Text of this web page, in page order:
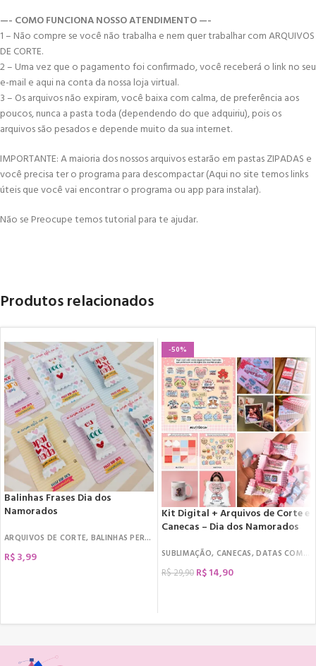
—- COMO FUNCIONA NOSSO ATENDIMENTO —-
1 – Não compre se você não trabalha e nem quer trabalhar com ARQUIVOS
DE CORTE.
2 – Uma vez que o pagamento foi confirmado, você receberá o link no seu
e-mail e aqui na conta da nossa loja virtual.
3 – Os arquivos não expiram, você baixa com calma, de preferência aos
poucos, nunca a pasta toda (dependendo do que adquiriu), pois os
arquivos são pesados e depende muito da sua internet.
IMPORTANTE: A maioria dos nossos arquivos estarão em pastas ZIPADAS e
você precisa ter o programa para descompactar (Aqui no site temos links
úteis que você vai encontrar o programa ou app para instalar).
Não se Preocupe temos tutorial para te ajudar.
Produtos relacionados
Balinhas Frases Dia dos
Namorados
ARQUIVOS DE CORTE, BALINHAS PERSONALIZADAS
R$3,99
-50%
Kit Digital + Arquivos de Corte e
Canecas – Dia dos Namorados
SUBLIMAÇÃO, CANECAS,DATAS COMEMORATIVAS
R$29,90 R$14,90